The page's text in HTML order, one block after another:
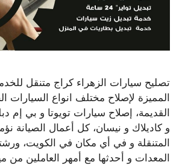
تصليح سيارات الزهراء كراج متنقل
المميزة لإصلاح مختلف انواع السيارات
القديمة، إصلاح سيارات تويوتا و بي إم
و كاديلاك و نيسان، كل أعمال الصيانة
المتنقلة و في أي مكان في الكويت،
المعدات و أحدثها مع أمهر العاملين من